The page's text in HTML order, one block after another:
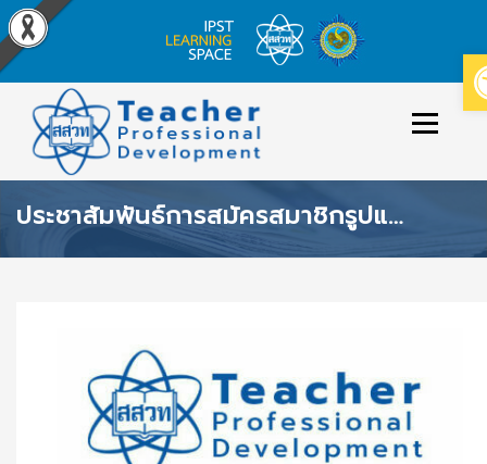
content
Menu
ข่าวประกาศ หลักสูตร/รายวิชาที่เปิดสอน
เข้าสู่ระบบ/สมัครสมาชิก
ประชาสัมพันธ์การสมัครสมาชิกรูปแบบใหม่ด้วย THAID ของฐานข้อมูลเครือข่ายทางการศึกษาและระบบอบรมครู